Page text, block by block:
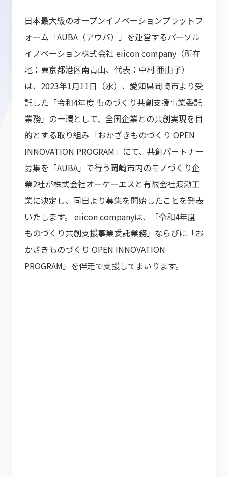
日本最大級のオープンイノベーションプラットフ
ォーム「AUBA（アウバ）」を運営するパーソル
イノベーション株式会社 eiicon company（所在
地：東京都港区南青山、代表：中村 亜由子）
は、2023年1月11日（水）、愛知県岡崎市より受
託した「令和4年度 ものづくり共創支援事業委託
業務」の一環として、全国企業との共創実現を目
的とする取り組み「おかざきものづくり OPEN
INNOVATION PROGRAM」にて、共創パートナー
募集を「AUBA」で行う岡崎市内のモノづくり企
業2社が株式会社オーケーエスと有限会社渡瀬工
業に決定し、同日より募集を開始したことを発表
いたします。 eiicon companyは、「令和4年度
ものづくり共創支援事業委託業務」ならびに「お
かざきものづくり OPEN INNOVATION
PROGRAM」を伴走で支援してまいります。